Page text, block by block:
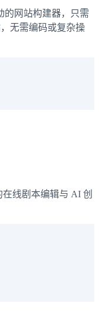
的网站构建器，只需
无需编码或复杂操
线剧本编辑与 AI 创